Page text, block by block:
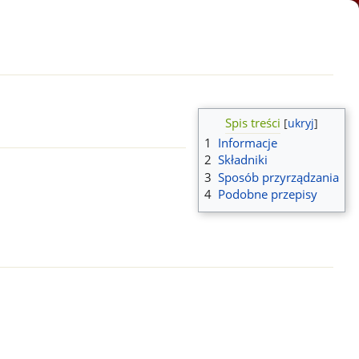
Spis treści
1 Informacje
2 Składniki
3 Sposób przyrządzania
4 Podobne przepisy